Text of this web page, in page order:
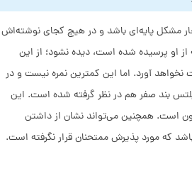
مشکل پایه‌ای باشد و در هیچ کجای نوشته‌اش
او پرسیده شده است، دیده نشود؛ از این
نخواهد آورد. اما این کمترین نمره نیست و در
بند صفر هم در نظر گرفته شده ‌است. این
است. همچنین می‌تواند نشان از داشتن
که مورد پذیرش ممتحنان قرار نگرفته است.